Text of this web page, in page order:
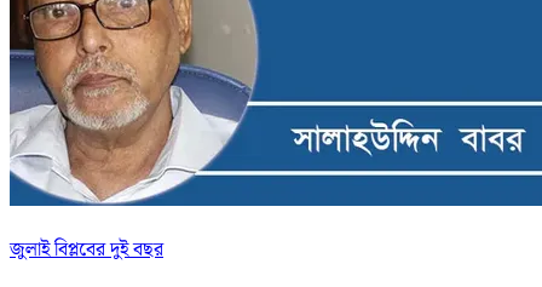
জুলাই বিপ্লবের দুই বছর